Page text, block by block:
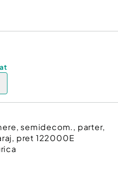
semidecom., parter,
pret 122000E